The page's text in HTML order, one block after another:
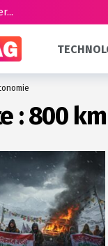
:800